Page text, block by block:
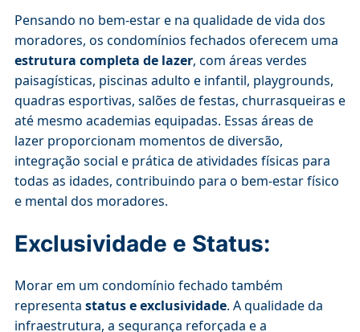
Pensando no bem-estar e na qualidade de vida dos
moradores, os condomínios fechados oferecem uma
estrutura completa de lazer, com áreas verdes
paisagísticas, piscinas adulto e infantil, playgrounds,
quadras esportivas, salões de festas, churrasqueiras e
até mesmo academias equipadas. Essas áreas de
lazer proporcionam momentos de diversão,
integração social e prática de atividades físicas para
todas as idades, contribuindo para o bem-estar físico
e mental dos moradores.
Exclusividade e Status:
Morar em um condomínio fechado também
representa status e exclusividade. A qualidade da
infraestrutura, a segurança reforçada e a